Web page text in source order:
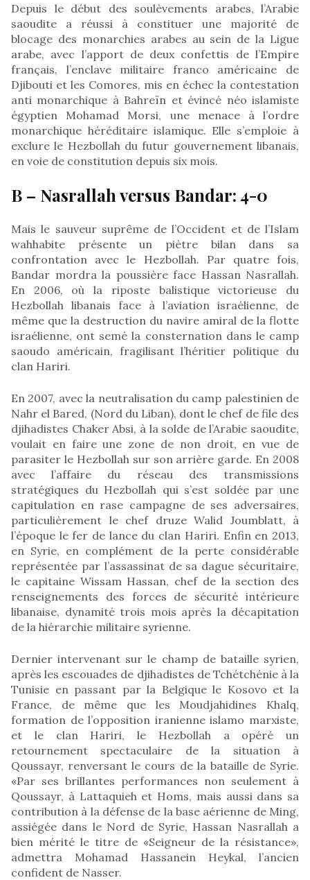
Depuis le début des soulèvements arabes, l’Arabie
saoudite a réussi à constituer une majorité de
blocage des monarchies arabes au sein de la Ligue
arabe, avec l’apport de deux confettis de l’Empire
français, l’enclave militaire franco américaine de
Djibouti et les Comores, mis en échec la contestation
anti monarchique à Bahreïn et évincé néo islamiste
égyptien Mohamad Morsi, une menace à l’ordre
monarchique héréditaire islamique. Elle s’emploie à
exclure le Hezbollah du futur gouvernement libanais,
en voie de constitution depuis six mois.
B – Nasrallah versus Bandar: 4-0
Mais le sauveur suprême de l’Occident et de l’Islam
wahhabite présente un piètre bilan dans sa
confrontation avec le Hezbollah. Par quatre fois,
Bandar mordra la poussière face Hassan Nasrallah.
En 2006, où la riposte balistique victorieuse du
Hezbollah libanais face à l’aviation israélienne, de
même que la destruction du navire amiral de la flotte
israélienne, ont semé la consternation dans le camp
saoudo américain, fragilisant l’héritier politique du
clan Hariri.
En 2007, avec la neutralisation du camp palestinien de
Nahr el Bared, (Nord du Liban), dont le chef de file des
djihadistes Chaker Absi, à la solde de l’Arabie saoudite,
voulait en faire une zone de non droit, en vue de
parasiter le Hezbollah sur son arrière garde. En 2008
avec l’affaire du réseau des transmissions
stratégiques du Hezbollah qui s’est soldée par une
capitulation en rase campagne de ses adversaires,
particulièrement le chef druze Walid Joumblatt, à
l’époque le fer de lance du clan Hariri. Enfin en 2013,
en Syrie, en complément de la perte considérable
représentée par l’assassinat de sa dague sécuritaire,
le capitaine Wissam Hassan, chef de la section des
renseignements des forces de sécurité intérieure
libanaise, dynamité trois mois après la décapitation
de la hiérarchie militaire syrienne.
Dernier intervenant sur le champ de bataille syrien,
après les escouades de djihadistes de Tchétchénie à la
Tunisie en passant par la Belgique le Kosovo et la
France, de même que les Moudjahidines Khalq,
formation de l’opposition iranienne islamo marxiste,
et le clan Hariri, le Hezbollah a opéré un
retournement spectaculaire de la situation à
Qoussayr, renversant le cours de la bataille de Syrie.
«Par ses brillantes performances non seulement à
Qoussayr, à Lattaquieh et Homs, mais aussi dans sa
contribution à la défense de la base aérienne de Ming,
assiégée dans le Nord de Syrie, Hassan Nasrallah a
bien mérité le titre de «Seigneur de la résistance»,
admettra Mohamad Hassanein Heykal, l’ancien
confident de Nasser.